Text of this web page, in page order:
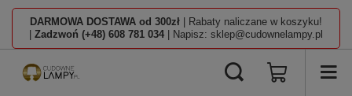
DARMOWA DOSTAWA od 300zł | Rabaty naliczane w koszyku!
Zadzwoń (+48) 608 781 034 | Napisz: sklep@cudownelampy.pl